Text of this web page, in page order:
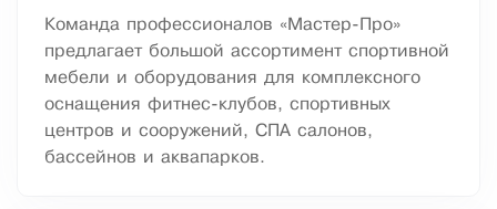
Команда профессионалов «Мастер-Про»
предлагает большой ассортимент спортивной
мебели и оборудования для комплексного
оснащения фитнес-клубов, спортивных
центров и сооружений, СПА салонов,
бассейнов и аквапарков.